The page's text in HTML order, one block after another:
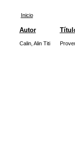
Inicio
Autor
Calin, Alin Titi